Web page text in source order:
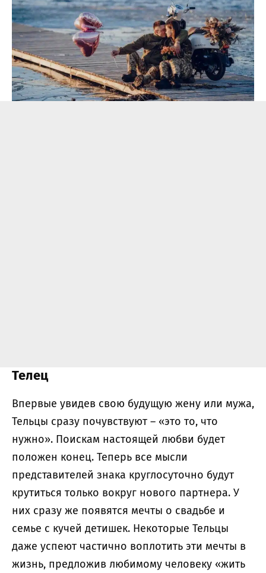
Телец
Впервые увидев свою будущую жену или мужа,
Тельцы сразу почувствуют – «это то, что
нужно». Поискам настоящей любви будет
положен конец. Теперь все мысли
представителей знака круглосуточно будут
крутиться только вокруг нового партнера. У
них сразу же появятся мечты о свадьбе и
семье с кучей детишек. Некоторые Тельцы
даже успеют частично воплотить эти мечты в
жизнь, предложив любимому человеку «жить